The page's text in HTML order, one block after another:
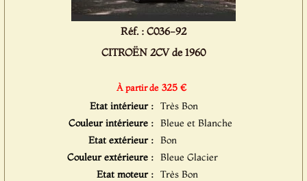
Réf. : C036-92
CITROËN 2CV de 1960
À partir de 325 €
Etat intérieur : Très Bon
Couleur intérieure : Bleue et Blanche
Etat extérieur : Bon
Couleur extérieure : Bleue Glacier
Etat moteur : Très Bon